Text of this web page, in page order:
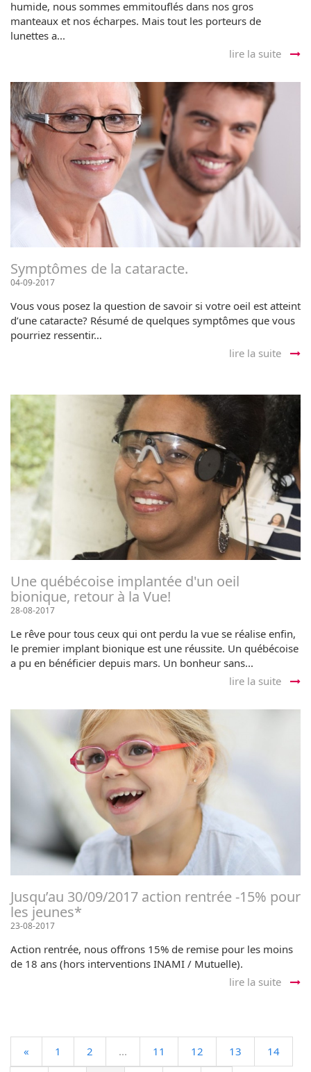
humide, nous sommes emmitouflés dans nos gros
manteaux et nos écharpes. Mais tout les porteurs de
lunettes a...
lire la suite
Symptômes de la cataracte.
04-09-2017
Vous vous posez la question de savoir si votre oeil est atteint
d’une cataracte? Résumé de quelques symptômes que vous
pourriez ressentir…
lire la suite
Une québécoise implantée d'un oeil
bionique, retour à la Vue!
28-08-2017
Le rêve pour tous ceux qui ont perdu la vue se réalise enfin,
le premier implant bionique est une réussite. Un québécoise
a pu en bénéficier depuis mars. Un bonheur sans...
lire la suite
Jusqu’au 30/09/2017 action rentrée -15% pour
les jeunes*
23-08-2017
Action rentrée, nous offrons 15% de remise pour les moins
de 18 ans (hors interventions INAMI / Mutuelle).
lire la suite
« 1 2 ... 11 12 13 14